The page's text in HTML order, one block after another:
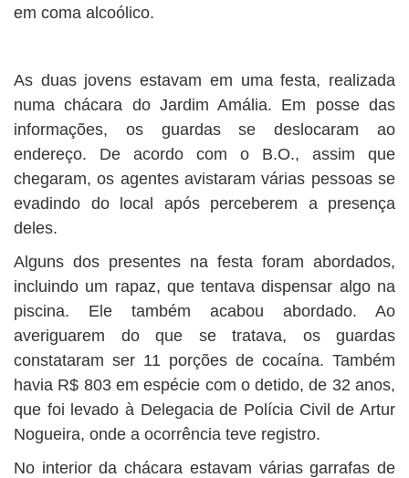
em coma alcoólico.
As duas jovens estavam em uma festa, realizada
numa chácara do Jardim Amália. Em posse das
informações, os guardas se deslocaram ao
endereço. De acordo com o B.O., assim que
chegaram, os agentes avistaram várias pessoas se
evadindo do local após perceberem a presença
deles.
Alguns dos presentes na festa foram abordados,
incluindo um rapaz, que tentava dispensar algo na
piscina. Ele também acabou abordado. Ao
averiguarem do que se tratava, os guardas
constataram ser 11 porções de cocaína. Também
havia R$ 803 em espécie com o detido, de 32 anos,
que foi levado à Delegacia de Polícia Civil de Artur
Nogueira, onde a ocorrência teve registro.
No interior da chácara estavam várias garrafas de